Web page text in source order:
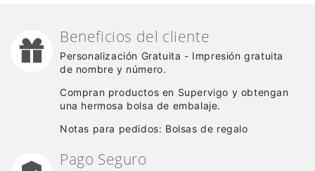
Beneficios del cliente
Personalización Gratuita - Impresión gratuita
de nombre y número.
Compran productos en Supervigo y obtengan
una hermosa bolsa de embalaje.
Notas para pedidos: Bolsas de regalo
Pago Seguro